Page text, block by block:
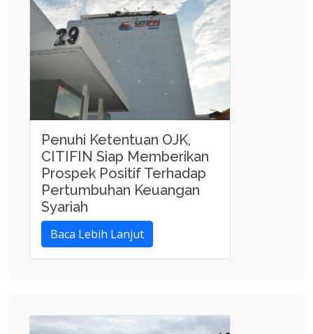
Penuhi Ketentuan OJK,
CITIFIN Siap Memberikan
Prospek Positif Terhadap
Pertumbuhan Keuangan
Syariah
Baca Lebih Lanjut